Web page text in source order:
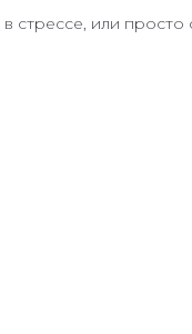
или просто